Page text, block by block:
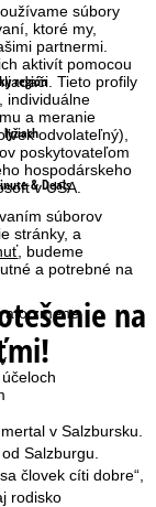
súbory
ktoré my,
partnermi.
aktivít pomocou
Tieto profily
individuálne
a meranie
odvolateľný),
poskytovateľom
hospodárskeho
v USA.
súborov
stránky, a
, budeme
a potrebné na
a o zmene
región
lyžiach
& Deals
na
v Salzbursku.
Salzburgu.
človek cíti dobre“,
rodisko